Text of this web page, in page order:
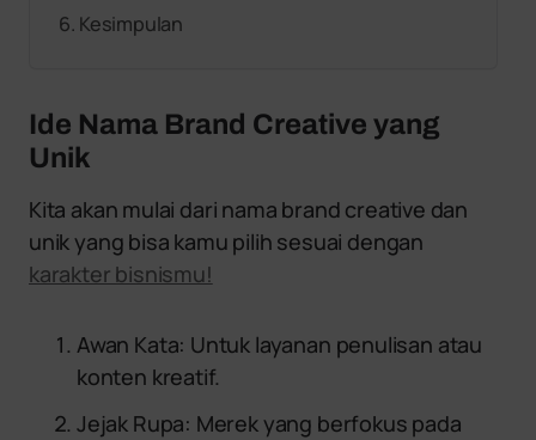
Kesimpulan
Ide Nama Brand Creative yang
Unik
Kita akan mulai dari nama brand creative dan
unik yang bisa kamu pilih sesuai dengan
karakter bisnismu!
Awan Kata: Untuk layanan penulisan atau
konten kreatif.
Jejak Rupa: Merek yang berfokus pada